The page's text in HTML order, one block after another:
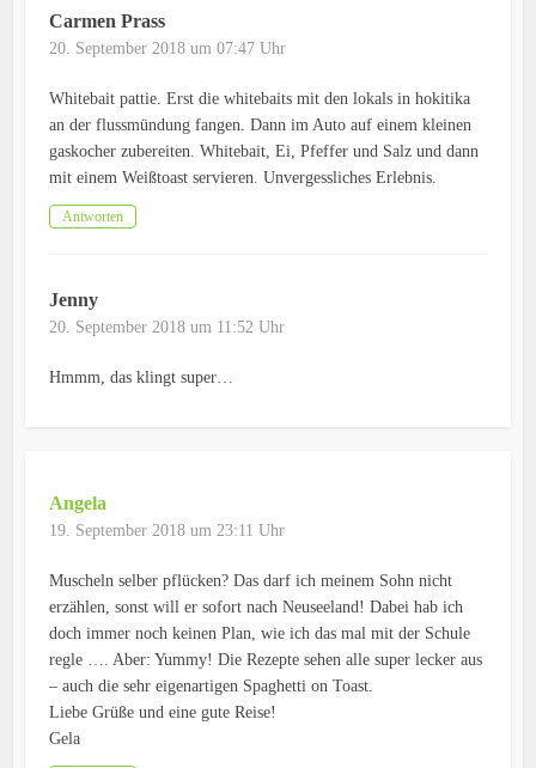
Carmen Prass
20. September 2018 um 07:47 Uhr
Whitebait pattie. Erst die whitebaits mit den lokals in hokitika
an der flussmündung fangen. Dann im Auto auf einem kleinen
gaskocher zubereiten. Whitebait, Ei, Pfeffer und Salz und dann
mit einem Weißtoast servieren. Unvergessliches Erlebnis.
Antworten
Jenny
20. September 2018 um 11:52 Uhr
Hmmm, das klingt super…
Angela
19. September 2018 um 23:11 Uhr
Muscheln selber pflücken? Das darf ich meinem Sohn nicht
erzählen, sonst will er sofort nach Neuseeland! Dabei hab ich
doch immer noch keinen Plan, wie ich das mal mit der Schule
regle …. Aber: Yummy! Die Rezepte sehen alle super lecker aus
– auch die sehr eigenartigen Spaghetti on Toast.
Liebe Grüße und eine gute Reise!
Gela